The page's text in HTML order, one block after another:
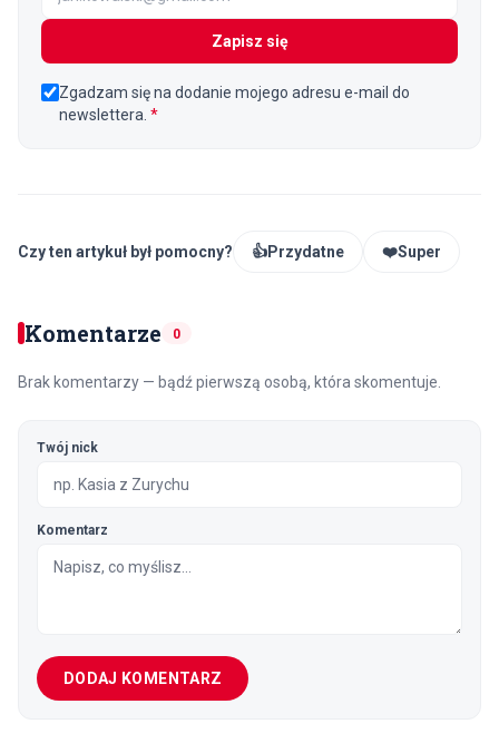
Zapisz się
Zgadzam się na dodanie mojego adresu e-mail do
newslettera. *
Czy ten artykuł był pomocny? 👍Przydatne ❤️Super
Komentarze 0
Brak komentarzy — bądź pierwszą osobą, która skomentuje.
Twój nick
Komentarz
DODAJ KOMENTARZ